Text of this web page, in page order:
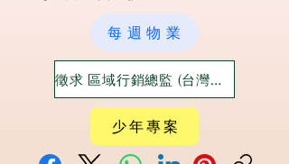
每 週 物 業
徵求 區域行銷總監 (台灣六大都)
少 年 專 案